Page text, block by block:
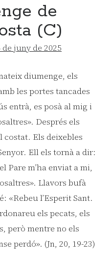
de
(C)
de juny de 2025
diumenge, els
les portes tancades
entrà, es posà al mig i
Després els
costat. Els deixebles
Ell els tornà a dir:
Pare m’ha enviat a mi,
Llavors bufà
«Rebeu l’Esperit Sant.
els pecats, els
però mentre no els
perdó». (Jn, 20, 19-23)